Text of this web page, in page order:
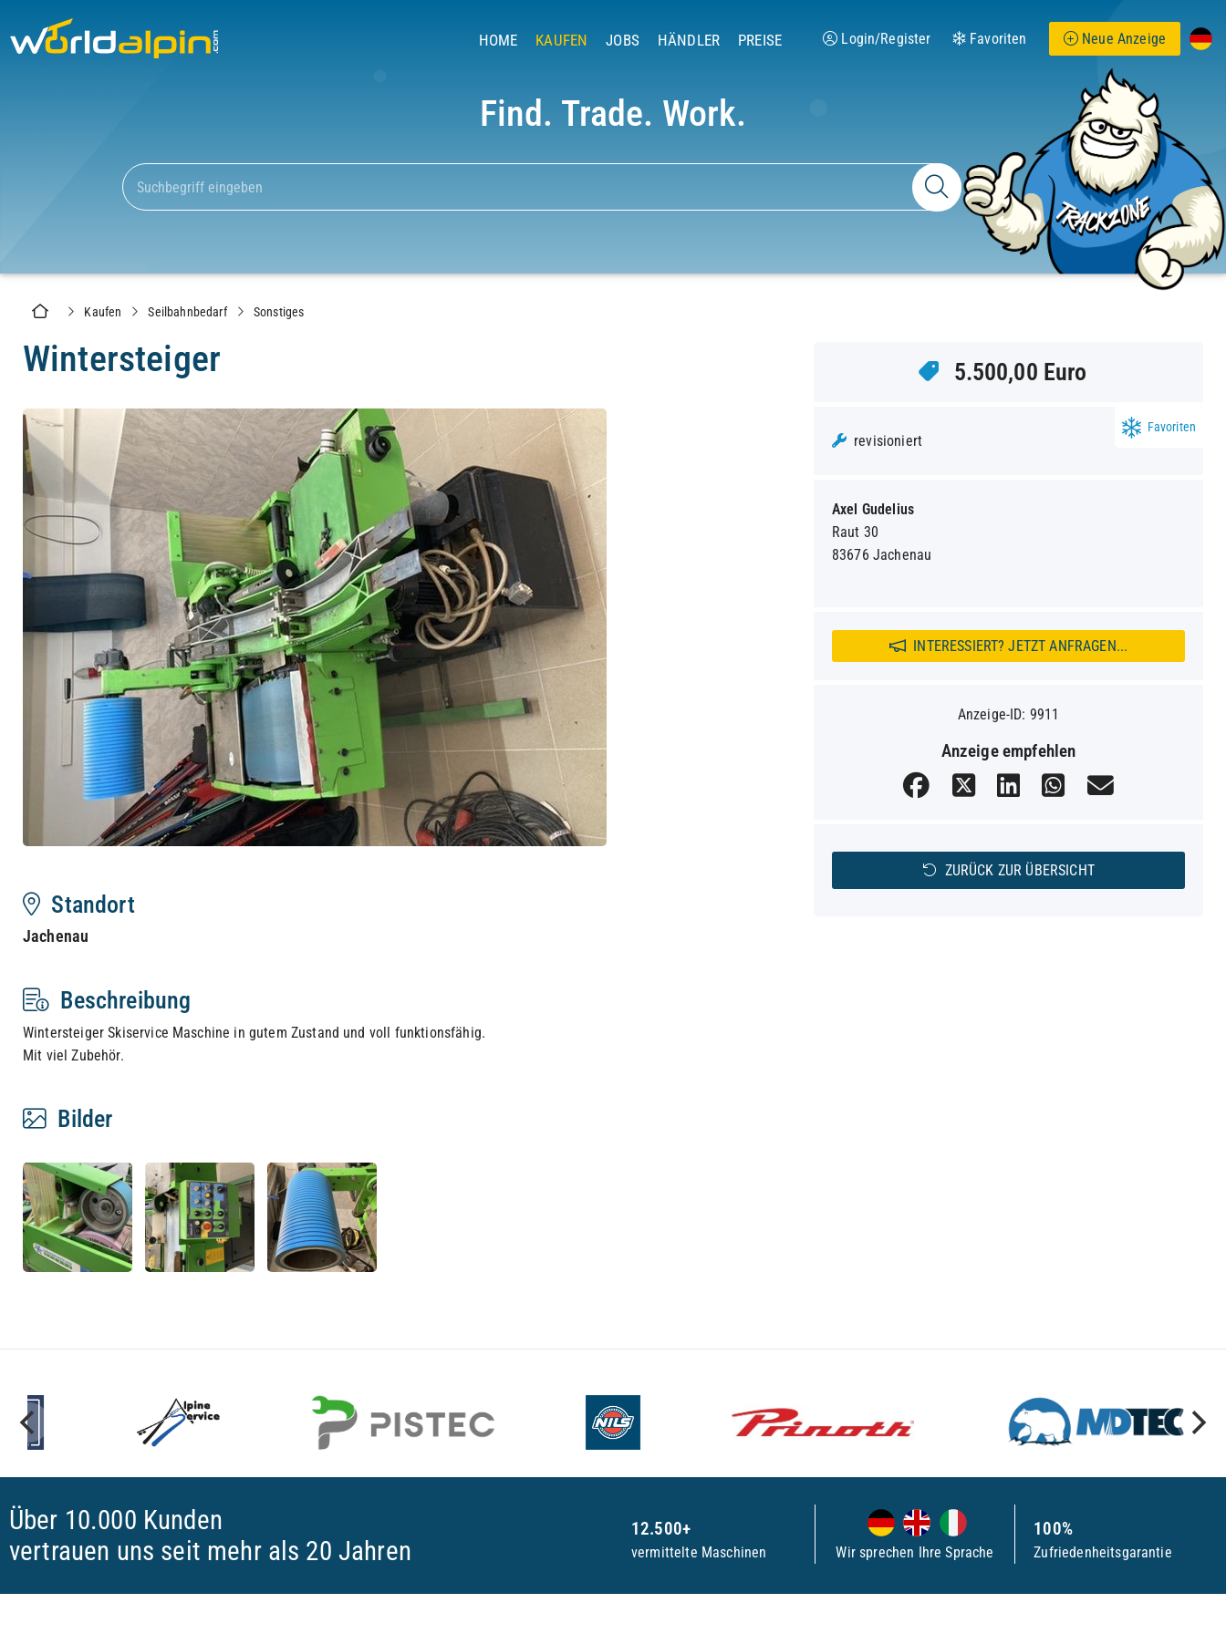
Login/Register Favoriten Neue Anzeige
HOME KAUFEN JOBS HÄNDLER PREISE
Find. Trade. Work.
Kaufen Seilbahnbedarf Sonstiges
Wintersteiger
Standort
Jachenau
Beschreibung
Wintersteiger Skiservice Maschine in gutem Zustand und voll funktionsfähig.
Mit viel Zubehör.
Bilder
5.500,00 Euro
Favoriten
revisioniert
Axel Gudelius
Raut 30
83676 Jachenau
INTERESSIERT? JETZT ANFRAGEN...
Anzeige-ID: 9911
Anzeige empfehlen
ZURÜCK ZUR ÜBERSICHT
Über 10.000 Kunden
vertrauen uns seit mehr als 20 Jahren
12.500+
vermittelte Maschinen Wir sprechen Ihre Sprache
100%
Zufriedenheitsgarantie